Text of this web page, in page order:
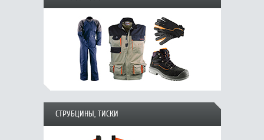
СТРУБЦИНЫ, ТИСКИ